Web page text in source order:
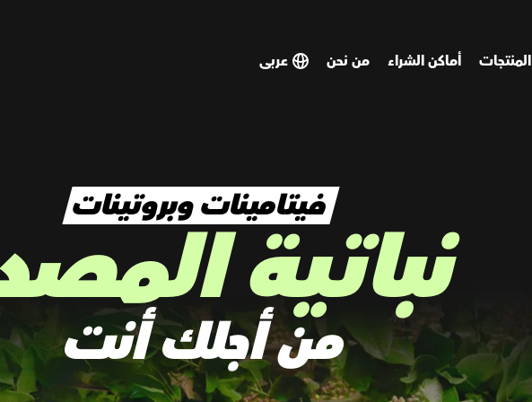
المنتجات أماكن الشراء من نحن SELECT
SELECT
فيتامينات وبروتيناتنباتية
من أجلك أنت